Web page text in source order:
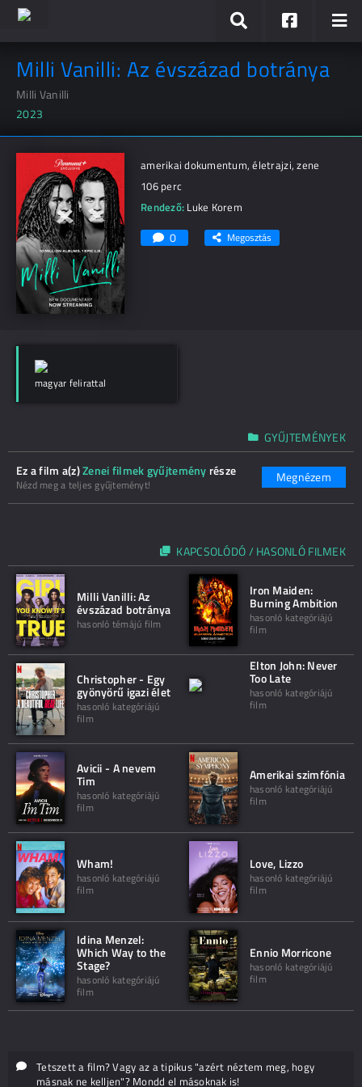
Milli Vanilli: Az évszázad botránya
Milli Vanilli
2023
amerikai dokumentum, életrajzi, zene
106 perc
Rendező: Luke Korem
0 Megosztás
magyar felirattal
GYŰJTEMÉNYEK
Ez a film a(z)Zenei filmek gyűjtemény része
Nézd meg a teljes gyűjteményt! Megnézem
KAPCSOLÓDÓ / HASONLÓ FILMEK
Milli Vanilli: Az
évszázad botránya
hasonló témájú film
Iron Maiden:
Burning Ambition
hasonló kategóriájú
film
Christopher - Egy
gyönyörű igazi élet
hasonló kategóriájú
film
Elton John: Never
Too Late
hasonló kategóriájú
film
Avicii - A nevem
Tim
hasonló kategóriájú
film
Amerikai szimfónia
hasonló kategóriájú
film
Wham!
hasonló kategóriájú
film
Love, Lizzo
hasonló kategóriájú
film
Idina Menzel:
Which Way to the
Stage?
hasonló kategóriájú
film
Ennio Morricone
hasonló kategóriájú
film
Tetszett a film? Vagy az a tipikus "azért néztem meg, hogy
másnak ne kelljen"? Mondd el másoknak is!